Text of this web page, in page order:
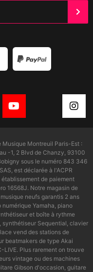
Musique Montreuil Paris-Est :
-1, 2 Blvd de Chanzy, 93100
sous le numéro 843 346
est déclarée à l'ACPR
de paiement
16568J. Notre magasin de
neufs garantis 2 ans
Yamaha, piano
et boîte à rythme
synthétiseur Sequential, clavier
vend des stations de
beatmakers de type Akai
LIVE. Plus rarement on trouve
vintage ou des machines
Gibson d'occasion, guitare